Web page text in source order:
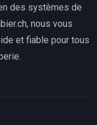
des systèmes de
nous vous
et fiable pour tous